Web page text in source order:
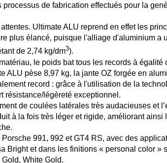
processus de fabrication effectués pour la
Ultimate ALU reprend en effet les
plus élancé, puisque l'alliage d'aluminium a
de 2,74 kg/dm3).
le poids bat tous les records à
ALU pèse 8,97 kg, la jante OZ forgée en
record : grâce à l'utilisation de la
résistance/légèreté exceptionnel.
de coulées latérales très audacieuses et
à la fois très léger et rigide, améliorant
991, 992 et GT4 RS, avec des
Bright et dans les finitions « personal color »
White Gold.